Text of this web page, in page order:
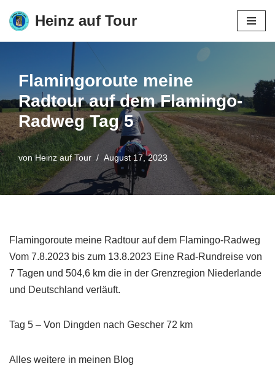
Zum
Heinz auf Tour
Flamingoroute meine
Radtour auf dem Flamingo-
Radweg Tag 5
vonHeinz auf Tour August 17, 2023
Flamingoroute meine Radtour auf dem Flamingo-Radweg
Vom 7.8.2023 bis zum 13.8.2023 Eine Rad-Rundreise von
7 Tagen und 504,6 km die in der Grenzregion Niederlande
und Deutschland verläuft.
Tag 5 – Von Dingden nach Gescher 72 km
Alles weitere in meinen Blog